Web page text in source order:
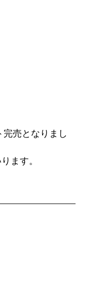
完売となりまし
ます。